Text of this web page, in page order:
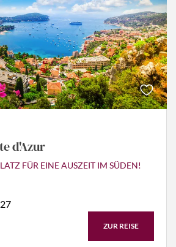
d'Azur
FÜR EINE AUSZEIT IM SÜDEN!
ZUR REISE